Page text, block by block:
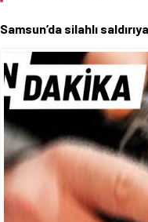
Samsun’da silahlı